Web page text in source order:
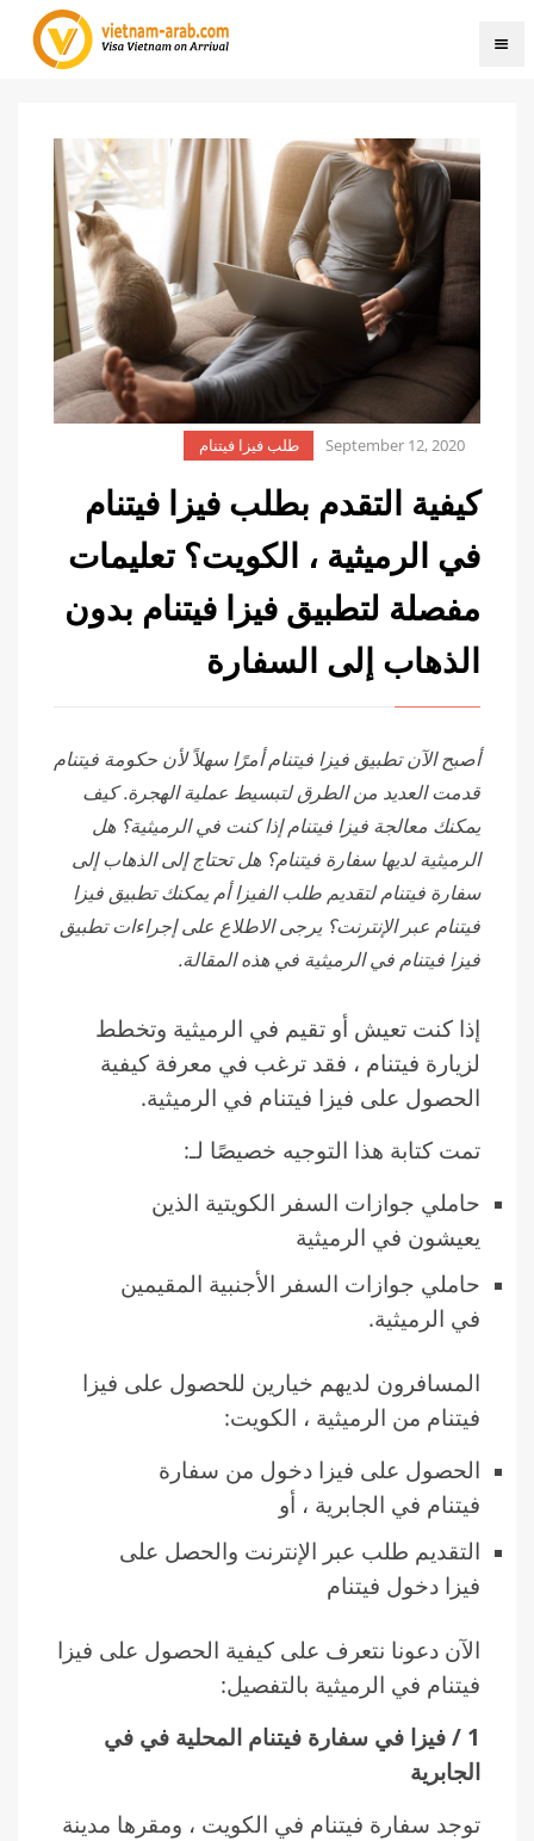
September 12, 2020 طلب فيزا فيتنام
كيفية التقدم بطلب فيزا فيتنام
في الرميثية ، الكويت؟ تعليمات
مفصلة لتطبيق فيزا فيتنام بدون
الذهاب إلى السفارة
أصبح الآن تطبيق فيزا فيتنام أمرًا سهلاً لأن حكومة فيتنام
قدمت العديد من الطرق لتبسيط عملية الهجرة. كيف
يمكنك معالجة فيزا فيتنام إذا كنت في الرميثية؟ هل
الرميثية لديها سفارة فيتنام؟ هل تحتاج إلى الذهاب إلى
سفارة فيتنام لتقديم طلب الفيزا أم يمكنك تطبيق فيزا
فيتنام عبر الإنترنت؟ يرجى الاطلاع على إجراءات تطبيق
فيزا فيتنام في الرميثية في هذه المقالة.
إذا كنت تعيش أو تقيم في الرميثية وتخطط
لزيارة فيتنام ، فقد ترغب في معرفة كيفية
الحصول على فيزا فيتنام في الرميثية.
تمت كتابة هذا التوجيه خصيصًا لـ:
حاملي جوازات السفر الكويتية الذين
يعيشون في الرميثية
حاملي جوازات السفر الأجنبية المقيمين
في الرميثية.
المسافرون لديهم خيارين للحصول على فيزا
فيتنام من الرميثية ، الكويت:
الحصول على فيزا دخول من سفارة
فيتنام في الجابرية ، أو
التقديم طلب عبر الإنترنت والحصل على
فيزا دخول فيتنام
الآن دعونا نتعرف على كيفية الحصول على فيزا
فيتنام في الرميثية بالتفصيل:
1 / فيزا في سفارة فيتنام المحلية في في
الجابرية
توجد سفارة فيتنام في الكويت ، ومقرها مدينة